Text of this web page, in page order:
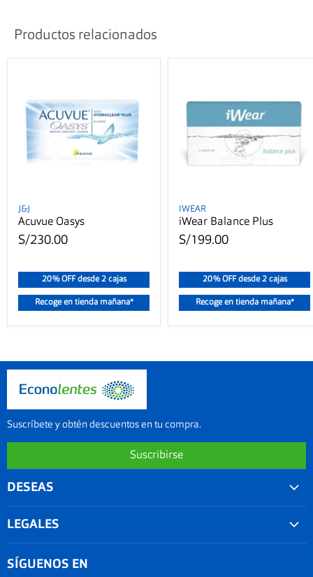
Productos relacionados
J&J
Acuvue Oasys
S/230.00
20% OFF desde 2 cajas
Recoge en tienda mañana*
IWEAR
iWear Balance Plus
S/199.00
20% OFF desde 2 cajas
Recoge en tienda mañana*
Suscríbete y obtén descuentos en tu compra.
Suscribirse
DESEAS
Seguimiento de Pedido
LEGALES
SÍGUENOS EN